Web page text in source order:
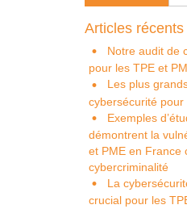
Articles récents
Notre audit de
pour les TPE et
Les plus
cybersécurité pour
Exemples
démontrent la
et PME en France
cybercriminalité
La
crucial pour les